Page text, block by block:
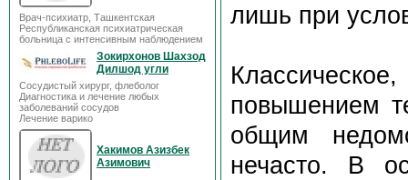
Врач-психиатр, Ташкентская
Республиканская психиатрическая
больница с интенсивным наблюдением
Зокирхонов Шахзод
Дилшод угли
Сосудистый хирург, флеболог
Диагностика и лечение любых
заболеваний сосудов
Лечение варико
Хакимов Азизбек
Азимович
лишь при
повышением
общим
нечасто. В